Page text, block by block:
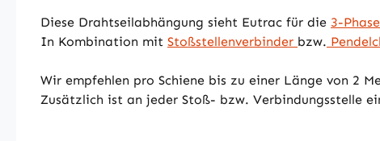
Diese Drahtseilabhängung sieht Eutrac für die 3-
In Kombination mit Stoßstellenverbinder bzw.
Wir empfehlen pro Schiene bis zu einer Länge von 2
Zusätzlich ist an jeder Stoß- bzw. Verbindungsstelle